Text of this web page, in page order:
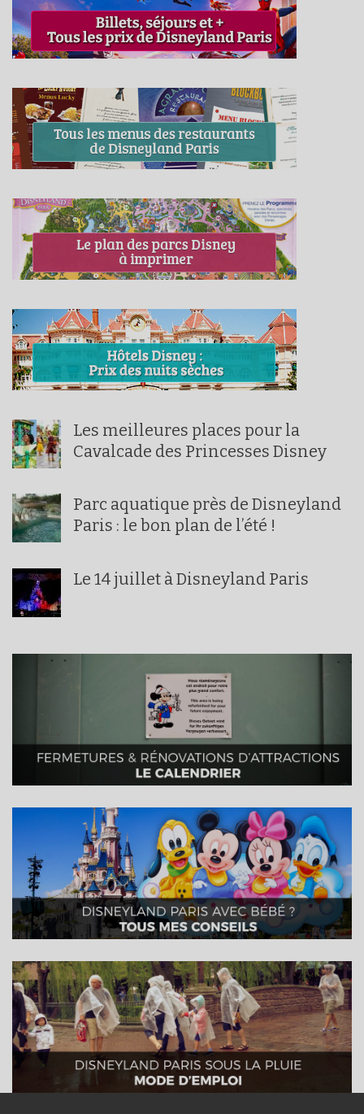
Les meilleures places pour la
Cavalcade des Princesses Disney
Parc aquatique près de Disneyland
Paris : le bon plan de l’été !
Le 14 juillet à Disneyland Paris